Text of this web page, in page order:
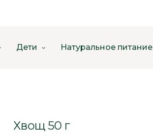
Дети Натуральное питание
Хвощ 50 г